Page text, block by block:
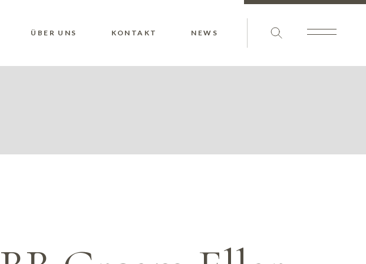
ÜBER UNS KONTAKT NEWS